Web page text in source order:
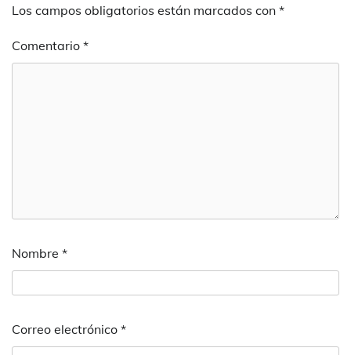
Los campos obligatorios están marcados con *
Comentario *
Nombre *
Correo electrónico *